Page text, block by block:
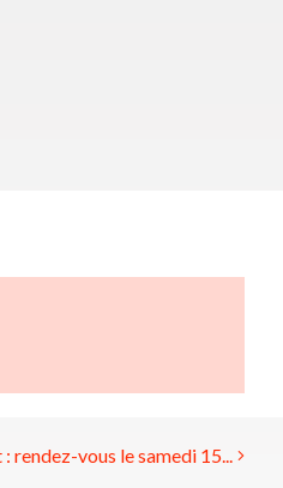
: rendez-vous le samedi 15...